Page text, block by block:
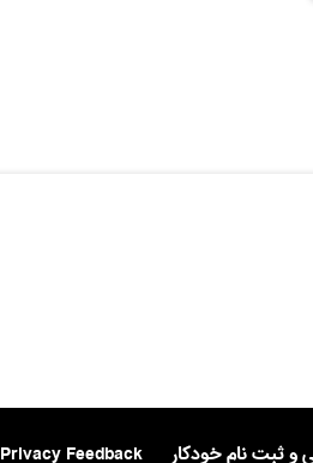
و ثبت نام خودکار Privacy Feedback